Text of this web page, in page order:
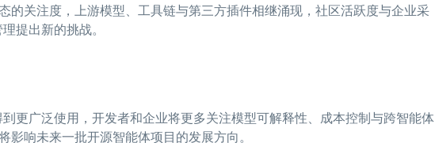
的关注度，上游模型、工具链与第三方插件相继涌现，社区活跃度与企业采
提出新的挑战。
更广泛使用，开发者和企业将更多关注模型可解释性、成本控制与跨智能体
响未来一批开源智能体项目的发展方向。